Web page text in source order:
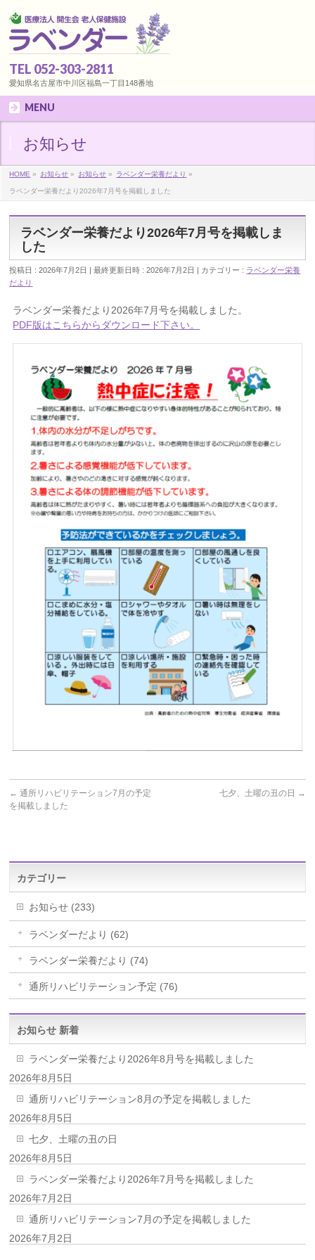
TEL 052-303-2811
愛知県名古屋市中川区福島一丁目148番地
MENU
お知らせ
HOME » お知らせ » お知らせ » ラベンダー栄養だより »
ラベンダー栄養だより2026年7月号を掲載しました
ラベンダー栄養だより2026年7月号を掲載しま
した
投稿日 : 2026年7月2日 最終更新日時 : 2026年7月2日 カテゴリー : ラベンダー栄養
だより
ラベンダー栄養だより2026年7月号を掲載しました。
PDF版はこちらからダウンロード下さい。
← 通所リハビリテーション7月の予定
を掲載しました
七夕、土曜の丑の日 →
カテゴリー
お知らせ (233)
ラベンダーだより (62)
ラベンダー栄養だより (74)
通所リハビリテーション予定 (76)
お知らせ 新着
ラベンダー栄養だより2026年8月号を掲載しました
2026年8月5日
通所リハビリテーション8月の予定を掲載しました
2026年8月5日
七夕、土曜の丑の日
2026年8月5日
ラベンダー栄養だより2026年7月号を掲載しました
2026年7月2日
通所リハビリテーション7月の予定を掲載しました
2026年7月2日